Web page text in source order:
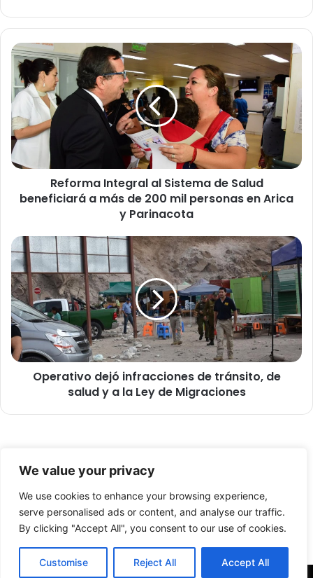
We value your privacy
We use cookies to enhance your browsing experience,
serve personalised ads or content, and analyse our traffic.
By clicking "Accept All", you consent to our use of cookies.
Customise Reject All Accept All
R
o
r
m
a
I
n
a
l
a
l
S
i
s
t
e
e
Reforma Integral al Sistema de Salud
beneficiará a más de 200 mil personas en Arica
y Parinacota
O
p
e
r
a
t
v
o
Operativo dejó infracciones de tránsito, de
salud y a la Ley de Migraciones
Nosotros
Facebook
X YouTube